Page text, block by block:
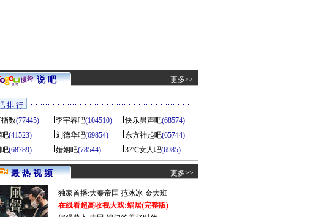
说 吧 更多>>
排 行
数(77445) 李宇春吧(104510) 快乐男声吧(68574)
(41523) 刘德华吧(69854) 东方神起吧(65744)
(68789) 婚姻吧(78544) 37℃女人吧(6985)
最 热 视 频 更多>>
·独家首播:大秦帝国 范冰冰-金大班
·在线看超高收视大戏:蜗居(完整版)